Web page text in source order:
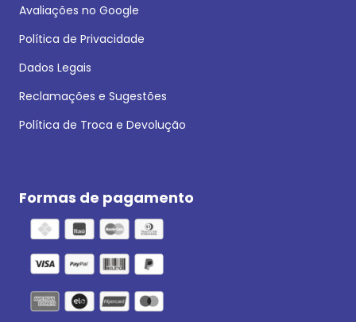
Avaliações no Google
Política de Privacidade
Dados Legais
Reclamações e Sugestões
Política de Troca e Devolução
Formas de pagamento